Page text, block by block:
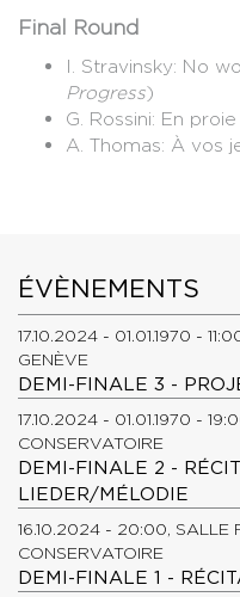
Final Round
I. Stravinsky: No
Progress)
G. Rossini: En
A. Thomas: À vos
ÉVÈNEMENTS
17.10.2024 - 01.01.1970 -
GENÈVE
DEMI-FINALE 3 -
17.10.2024 - 01.01.1970 -
CONSERVATOIRE
DEMI-FINALE 2 -
LIEDER/MÉLODIE
16.10.2024 - 20:00, SALLE
CONSERVATOIRE
DEMI-FINALE 1 -